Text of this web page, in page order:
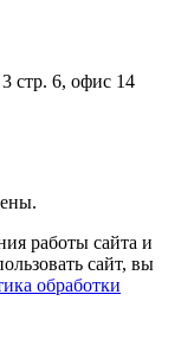
стр. 6, офис 14
работы сайта и
сайт, вы
обработки